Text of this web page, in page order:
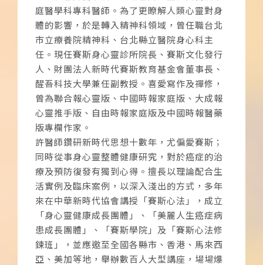
庭醫學科專科醫師。為了更瞭解人類心靈對身
體的影響，於是轉入精神科領域，曾任職台北
市立療養院精神科、台北縣立醫院身心科主
任。現任賽斯身心靈診所院長、賽斯文化發行
人、財團法人新時代賽斯教育基金會董事長、
醒吾科技大學兼任副教授。喜愛寫作及禪修，
曾為聯合報心靈版、中國時報家庭版、大成報
心靈推手版、自由時報家庭版及中國時報醫藥
版專欄作家。
許醫師鑽研新時代思想十數年，尤偏愛賽斯；
同時從事身心靈整體健康研究，對於癌症的治
療及預防復發有獨到心得。擅長以理論配合生
活實例及臨床案例，以深入淺出的方式，多年
來在中華新時代協會講授「賽斯心法」，成立
「身心靈健康成長團體」、「美麗人生癌症病
患成長團體」、「賽斯學院」及「賽斯心法修
鍊班」，並應邀至全國各縣市、香港、馬來西
亞、美加等地，舉辦數百人大型講座，場場爆